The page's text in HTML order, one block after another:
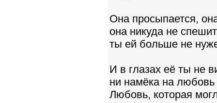
Она просыпается,
она никуда не
ты ей больше не
И в глазах её ты не
ни намёка на любовь
Любовь, которая